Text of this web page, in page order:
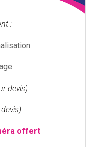
:
devis)
offert